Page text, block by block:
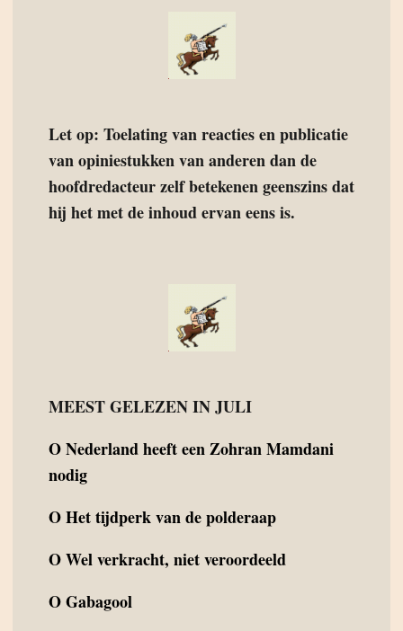
Let op: Toelating van reacties en publicatie
van opiniestukken van anderen dan de
hoofdredacteur zelf betekenen geenszins dat
hij het met de inhoud ervan eens is.
MEEST GELEZEN IN JULI
ONederland heeft een Zohran Mamdani
nodig
OHet tijdperk van de polderaap
OWel verkracht, niet veroordeeld
OGabagool